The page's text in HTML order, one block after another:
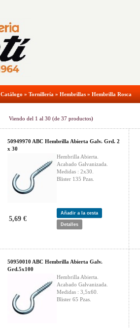
Catálogo » Tornillería » Hembrillas » Hembrilla Rosca
Viendo del 1 al 30 (de 37 productos)
50949970 ABC Hembrilla Abierta Galv. Grd. 2
x 30
Hembrilla Abierta.
Acabado Galvanizada.
Medidas : 2x30.
Blister 135 Pzas.
5,69 €
Añadir a la cesta
Detalles
50950010 ABC Hembrilla Abierta Galv.
Grd.5x100
Hembrilla Abierta.
Acabado Galvanizada.
Medidas : 3,5x60.
Blister 65 Pzas.